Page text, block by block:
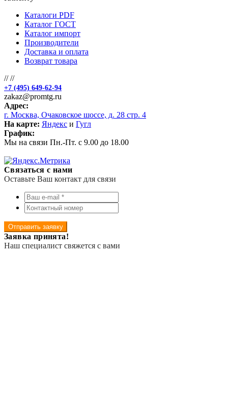
Каталоги PDF
Каталог ГОСТ
Каталог импорт
Производители
Доставка и оплата
Возврат товара
////
+7 (495) 649-62-94
zakaz@promtg.ru
Адрес:
г. Москва, Очаковское шоссе, д. 28 стр. 4
На карте: Яндекс и Гугл
График:
Мы на связи Пн.-Пт. с 9.00 до 18.00
Связаться с нами
Оставьте Ваш контакт для связи
Отправить заявку
Заявка принята!
Наш специалист свяжется с вами